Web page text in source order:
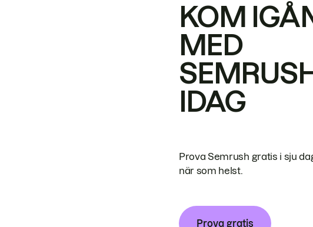
KOM
MED
IDAG
Prova Semrush gratis i sju
när som helst.
Prova gratis